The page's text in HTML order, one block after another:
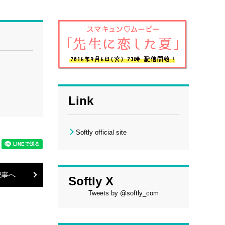
事へ
Link
Softly official site
Softly X
Tweets by @softly_com